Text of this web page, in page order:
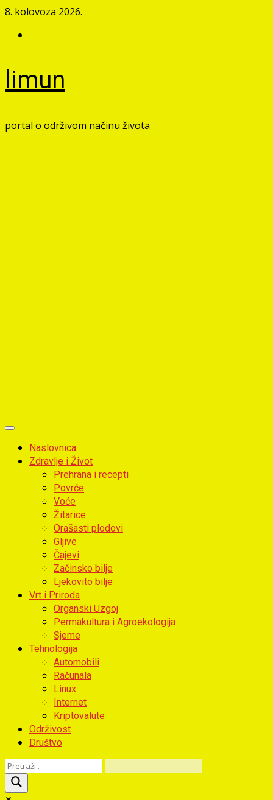
Skip
content
8. kolovoza 2026.
limun
portal o održivom načinu života
Primary
MenuNaslovnica
Zdravlje i Život
Prehrana i recepti
Povrće
Voće
Žitarice
Orašasti plodovi
Gljive
Čajevi
Začinsko bilje
Ljekovito bilje
Vrt i Priroda
Organski Uzgoj
Permakultura i Agroekologija
Sjeme
Tehnologija
Automobili
Računala
Linux
Internet
Kriptovalute
Održivost
Društvo